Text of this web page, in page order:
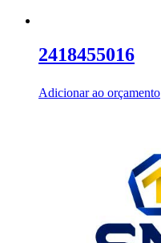
2418455016
Adicionar ao orçamento